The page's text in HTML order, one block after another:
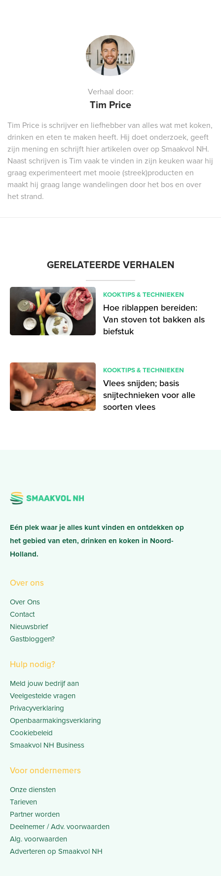
Verhaal door:
Tim Price
Tim Price is schrijver en liefhebber van alles wat met koken,
drinken en eten te maken heeft. Hij doet onderzoek, geeft
zijn mening en schrijft hier artikelen over op Smaakvol NH.
Naast schrijven is Tim vaak te vinden in zijn keuken waar hij
graag experimenteert met mooie (streek)producten en
maakt hij graag lange wandelingen door het bos en over
het strand.
GERELATEERDE VERHALEN
KOOKTIPS & TECHNIEKEN
Hoe riblappen bereiden:
Van stoven tot bakken als
biefstuk
KOOKTIPS & TECHNIEKEN
Vlees snijden; basis
snijtechnieken voor alle
soorten vlees
Eén plek waar je alles kunt vinden en ontdekken op
het gebied van eten, drinken en koken in Noord-
Holland.
Over ons
Over Ons
Contact
Nieuwsbrief
Gastbloggen?
Hulp nodig?
Meld jouw bedrijf aan
Veelgestelde vragen
Privacyverklaring
Openbaarmakingsverklaring
Cookiebeleid
Smaakvol NH Business
Voor ondernemers
Onze diensten
Tarieven
Partner worden
Deelnemer / Adv. voorwaarden
Alg. voorwaarden
Adverteren op Smaakvol NH